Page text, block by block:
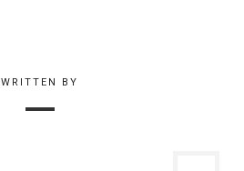
WRITTEN BY